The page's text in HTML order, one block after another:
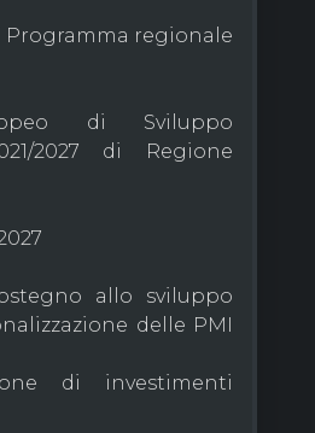
Programma regionale
di Sviluppo
2027 di Regione
allo sviluppo
delle PMI
di investimenti